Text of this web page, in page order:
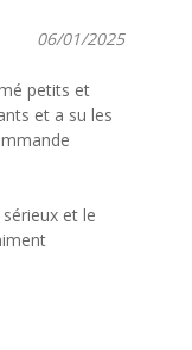
06/01/2025
petits et
et a su les
et le